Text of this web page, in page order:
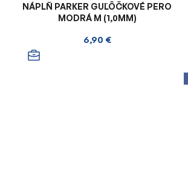
NÁPLŇ PARKER GUĽÔČKOVÉ PERO
MODRÁ M (1,0MM)
6,90 €